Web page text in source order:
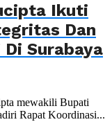
Ikuti
Dan
Surabaya
mewakili Bupati
Rapat Koordinasi...